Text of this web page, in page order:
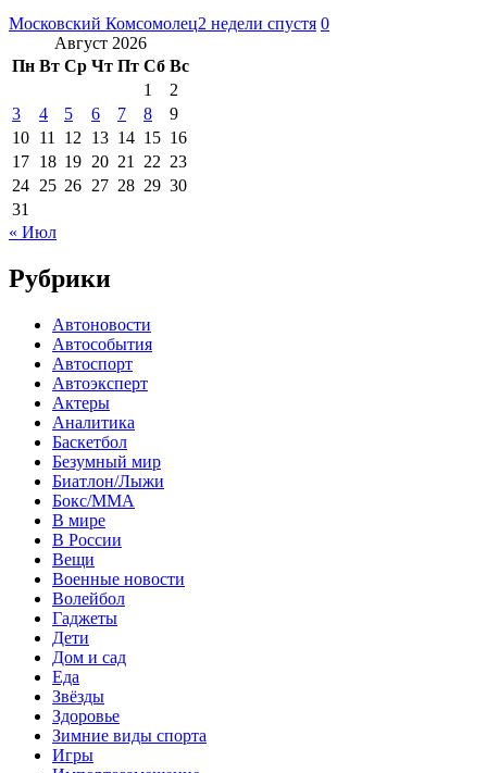
Московский Комсомолец2 недели спустя 0
Август 2026
Пн Вт Ср Чт Пт Сб Вс
1
2
3
4 5 6 7 8
9
10 11 12 13 14 15 16
17 18 19 20 21 22 23
24 25 26 27 28 29 30
31
« Июл
Рубрики
Автоновости
Автособытия
Автоспорт
Автоэксперт
Актеры
Аналитика
Баскетбол
Безумный мир
Биатлон/Лыжи
Бокс/MMA
В мире
В России
Вещи
Военные новости
Волейбол
Гаджеты
Дети
Дом и сад
Еда
Звёзды
Здоровье
Зимние виды спорта
Игры